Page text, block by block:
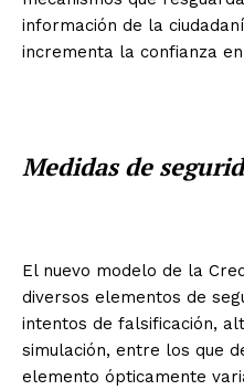
información de la
incrementa la confianza
Medidas de
El nuevo modelo de la
diversos elementos de
intentos de falsificación,
simulación, entre los que
elemento ópticamente